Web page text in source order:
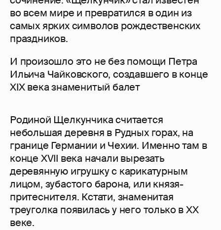
во всем мире и превратился в один из
самых ярких символов рождественских
праздников.
И произошло это не без помощи Петра
Ильича Чайковского, создавшего в конце
XIX века знаменитый балет
Родиной Щелкунчика считается
небольшая деревня в Рудных горах, на
границе Германии и Чехии. Именно там в
конце XVII века начали вырезать
деревянную игрушку с карикатурным
лицом, зубастого барона, или князя-
притеснителя. Кстати, знаменитая
треуголка появилась у него только в XX
веке.